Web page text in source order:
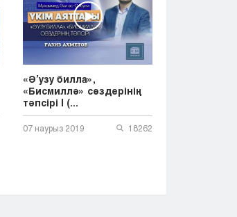
«Ә’узу билла»,
«Бисмиллә» сөздерінің
тәпсірі | (...
07 наурыз 2019 18262